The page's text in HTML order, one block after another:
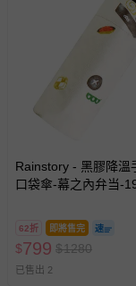
部分商品依據
豫期範圍：
易於腐敗、
報紙、期刊
新費用）。
等）。
非以有形媒
上服務，
Rainstory - 黑膠降溫
口袋傘-幕之內弁当-
62折 即將售完
$799 $1280
已售出 2